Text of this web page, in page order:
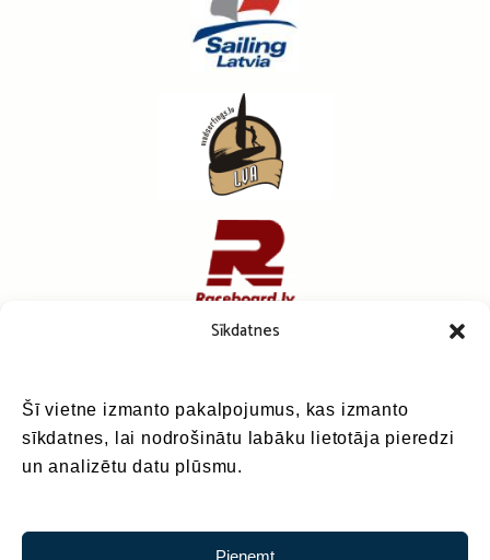
Sīkdatnes
Šī vietne izmanto pakalpojumus, kas izmanto
sīkdatnes, lai nodrošinātu labāku lietotāja pieredzi
un analizētu datu plūsmu.
Pieņemt